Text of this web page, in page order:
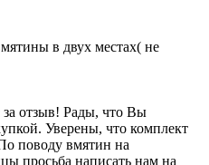
в двух местах( не
отзыв! Рады, что Вы
Уверены, что комплект
поводу вмятин на
просьба написать нам на